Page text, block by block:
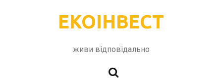
ЕКОІНВЕСТ
живи відповідально